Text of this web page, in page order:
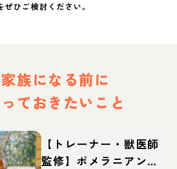
ひご検討ください。
家族になる前に
ておきたいこと
【トレーナー・獣医師
監修】ポメラニアンっ